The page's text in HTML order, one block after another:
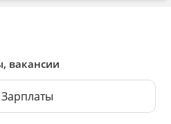
вакансии
Зарплаты